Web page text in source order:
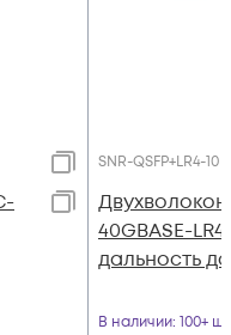
SNR-QSFP+LR4-10
40GBASE-
дальность
В наличии: 100+ шт